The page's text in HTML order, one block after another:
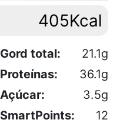
405Kcal
Gord total:
21.1g
Proteínas:
36.1g
Açúcar:
3.5g
SmartPoints: 12